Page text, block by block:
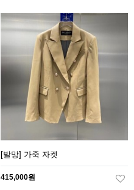
[발망] 가죽 자켓
415,000원